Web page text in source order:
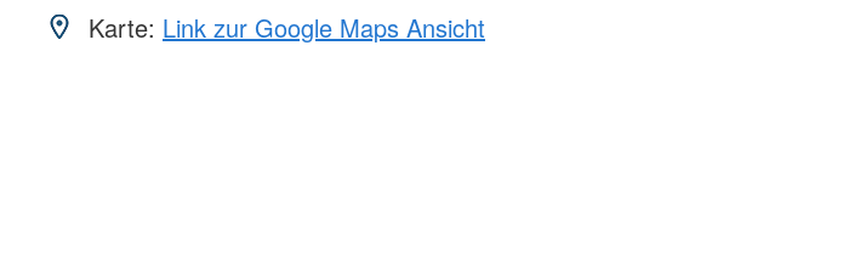
Karte: Link zur Google Maps Ansicht